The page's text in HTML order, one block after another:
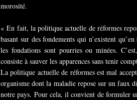
morosité.
« En fait, la politique actuelle de réformes
basant sur des fondements qui n’existent
les fondations sont pourries ou minées.
consiste à sauver les apparences sans tenir
La politique actuelle de réformes est mal
organisme dont la maladie repose sur un
notre pays. Pour cela, il convient de formuler